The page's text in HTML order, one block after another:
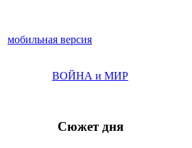
мобильная версия
ВОЙНА и МИР
Сюжет дня